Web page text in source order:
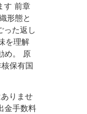
す 前章
形態と
った返し
を理解
め。 原
保有国
りませ
金手数料